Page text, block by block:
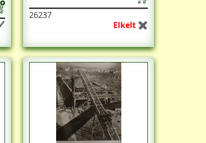
26237
Elkelt ✖